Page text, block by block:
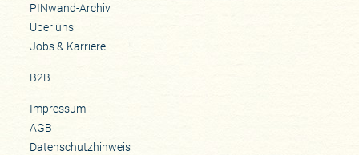
PINwand-Archiv
Über uns
Jobs & Karriere
B2B
Impressum
AGB
Datenschutzhinweis